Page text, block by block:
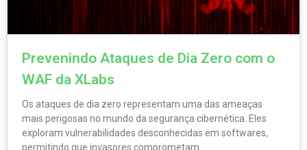
Prevenindo Ataques de Dia Zero com o
WAF da XLabs
Os ataques de dia zero representam uma das ameaças
mais perigosas no mundo da segurança cibernética. Eles
exploram vulnerabilidades desconhecidas em softwares,
permitindo que invasores comprometam